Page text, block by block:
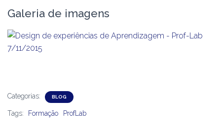
Galeria de imagens
Categorias: BLOG
Tags: Formação ProfLab